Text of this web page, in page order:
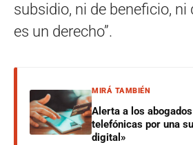
subsidio, ni de beneficio, ni
es un derecho”.
MIRÁ TAMBIÉN
Alerta a los
telefónicas por una
digital»